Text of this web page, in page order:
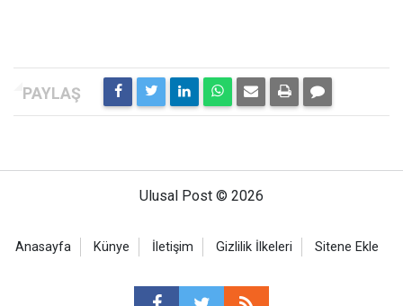
Ulusal Post © 2026
Anasayfa Künye İletişim Gizlilik İlkeleri Sitene Ekle